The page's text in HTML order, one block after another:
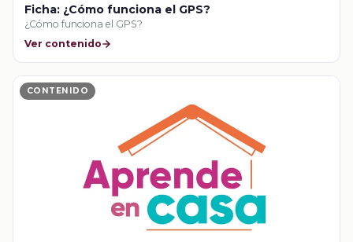
Ficha: ¿Cómo funciona el GPS?
¿Cómo funciona el GPS?
Ver contenido
CONTENIDO